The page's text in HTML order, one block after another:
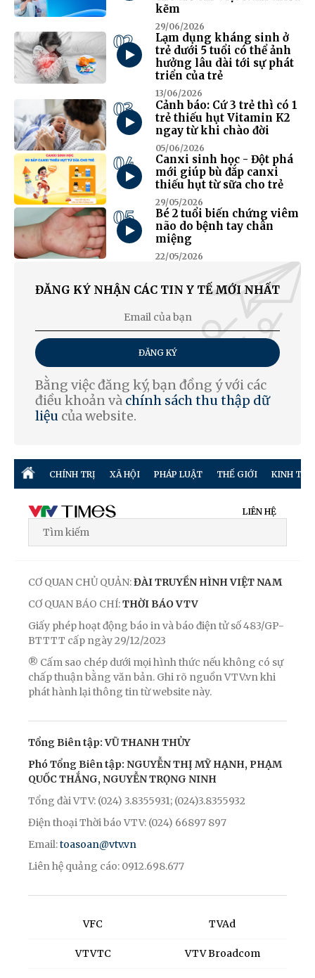
kẽm
29/06/2026
02
Lạm dụng kháng sinh ở
trẻ dưới 5 tuổi có thể ảnh
hưởng lâu dài tới sự phát
triển của trẻ
13/06/2026
03
Cảnh báo: Cứ 3 trẻ thì có 1
trẻ thiếu hụt Vitamin K2
ngay từ khi chào đời
05/06/2026
04
Canxi sinh học - Đột phá
mới giúp bù đắp canxi
thiếu hụt từ sữa cho trẻ
29/05/2026
05
Bé 2 tuổi biến chứng viêm
não do bệnh tay chân
miệng
22/05/2026
ĐĂNG KÝ NHẬN CÁC TIN Y TẾ MỚI NHẤT
ĐĂNG KÝ
Bằng việc đăng ký, bạn đồng ý với các
điều khoản và chính sách thu thập dữ
liệu của website.
CHÍNH TRỊ XÃ HỘI PHÁP LUẬT THẾ GIỚI KINH TẾ
LIÊN HỆ
CƠ QUAN CHỦ QUẢN:ĐÀI TRUYỀN HÌNH VIỆT NAM
CƠ QUAN BÁO CHÍ:THỜI BÁO VTV
Giấy phép hoạt động báo in và báo điện tử số 483/GP-
BTTTT cấp ngày 29/12/2023
® Cấm sao chép dưới mọi hình thức nếu không có sự
chấp thuận bằng văn bản. Ghi rõ nguồn VTV.vn khi
phát hành lại thông tin từ website này.
Tổng Biên tập: VŨ THANH THỦY
Phó Tổng Biên tập: NGUYỄN THỊ MỸ HẠNH, PHẠM
QUỐC THẮNG, NGUYỄN TRỌNG NINH
Tổng đài VTV: (024) 3.8355931; (024)3.8355932
Điện thoại Thời báo VTV: (024) 66897 897
Email:toasoan@vtv.vn
Liên hệ quảng cáo: 0912.698.677
VFC
VTVTC
TVAd
VTV Broadcom